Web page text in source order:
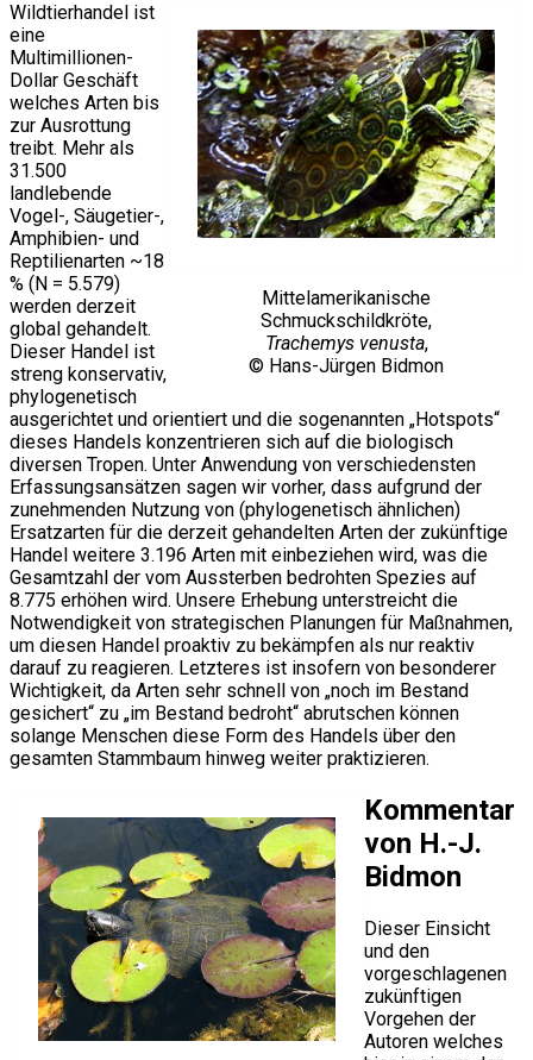
Mittelamerikanische
Schmuckschildkröte,
Trachemys venusta,
© Hans-Jürgen Bidmon
Wildtierhandel ist
eine
Multimillionen-
Dollar Geschäft
welches Arten bis
zur Ausrottung
treibt. Mehr als
31.500
landlebende
Vogel-, Säugetier-,
Amphibien- und
Reptilienarten ~18
% (N = 5.579)
werden derzeit
global gehandelt.
Dieser Handel ist
streng konservativ,
phylogenetisch
ausgerichtet und orientiert und die sogenannten „Hotspots“
dieses Handels konzentrieren sich auf die biologisch
diversen Tropen. Unter Anwendung von verschiedensten
Erfassungsansätzen sagen wir vorher, dass aufgrund der
zunehmenden Nutzung von (phylogenetisch ähnlichen)
Ersatzarten für die derzeit gehandelten Arten der zukünftige
Handel weitere 3.196 Arten mit einbeziehen wird, was die
Gesamtzahl der vom Aussterben bedrohten Spezies auf
8.775 erhöhen wird. Unsere Erhebung unterstreicht die
Notwendigkeit von strategischen Planungen für Maßnahmen,
um diesen Handel proaktiv zu bekämpfen als nur reaktiv
darauf zu reagieren. Letzteres ist insofern von besonderer
Wichtigkeit, da Arten sehr schnell von „noch im Bestand
gesichert“ zu „im Bestand bedroht“ abrutschen können
solange Menschen diese Form des Handels über den
gesamten Stammbaum hinweg weiter praktizieren.
Kommentar
von H.-J.
Bidmon
Dieser Einsicht
und den
vorgeschlagenen
zukünftigen
Vorgehen der
Autoren welches